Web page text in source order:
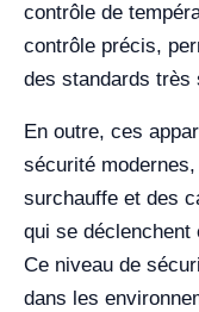
contrôle de
contrôle précis,
des standards très
En outre, ces
sécurité
surchauffe et des
qui se déclenchent
Ce niveau de
dans les